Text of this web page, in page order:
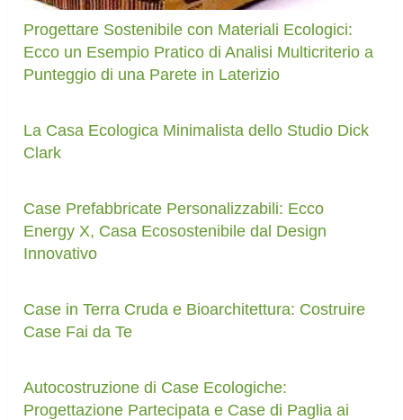
Progettare Sostenibile con Materiali Ecologici:
Ecco un Esempio Pratico di Analisi Multicriterio a
Punteggio di una Parete in Laterizio
La Casa Ecologica Minimalista dello Studio Dick
Clark
Case Prefabbricate Personalizzabili: Ecco
Energy X, Casa Ecosostenibile dal Design
Innovativo
Case in Terra Cruda e Bioarchitettura: Costruire
Case Fai da Te
Autocostruzione di Case Ecologiche:
Progettazione Partecipata e Case di Paglia ai